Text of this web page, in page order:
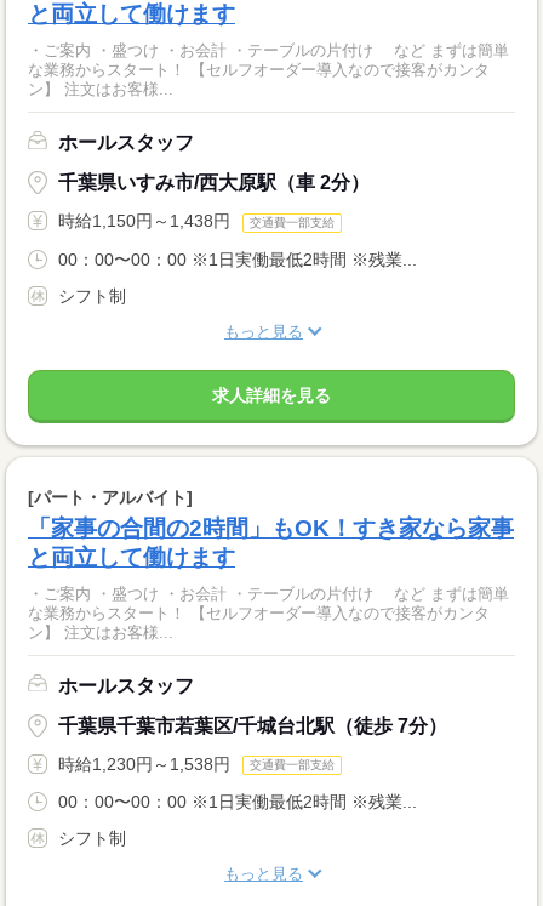
と両立して働けます
・ご案内 ・盛つけ ・お会計 ・テーブルの片付け など まずは簡単
な業務からスタート！ 【セルフオーダー導入なので接客がカンタ
ン】 注文はお客様...
ホールスタッフ
千葉県いすみ市/西大原駅（車 2分）
時給1,150円～1,438円 交通費一部支給
00：00〜00：00 ※1日実働最低2時間 ※残業...
シフト制
もっと見る
求人詳細を見る
[パート・アルバイト]
「家事の合間の2時間」もOK！すき家なら家事
と両立して働けます
・ご案内 ・盛つけ ・お会計 ・テーブルの片付け など まずは簡単
な業務からスタート！ 【セルフオーダー導入なので接客がカンタ
ン】 注文はお客様...
ホールスタッフ
千葉県千葉市若葉区/千城台北駅（徒歩 7分）
時給1,230円～1,538円 交通費一部支給
00：00〜00：00 ※1日実働最低2時間 ※残業...
シフト制
もっと見る